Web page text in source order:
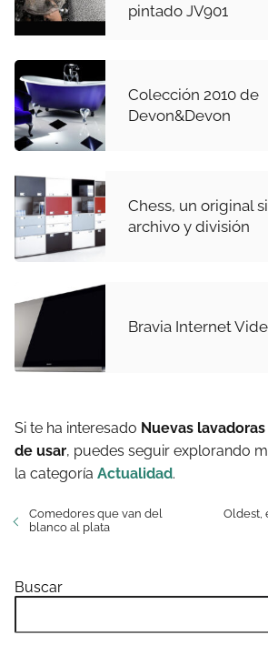
pintado JV901
Colección 2010 de
Devon&Devon
Chess, un original
archivo y división
Bravia Internet
Si te ha interesado Nuevas
de usar, puedes seguir explorando
la categoría Actualidad.
Comedores que van del
blanco al plata
Oldest,
Buscar